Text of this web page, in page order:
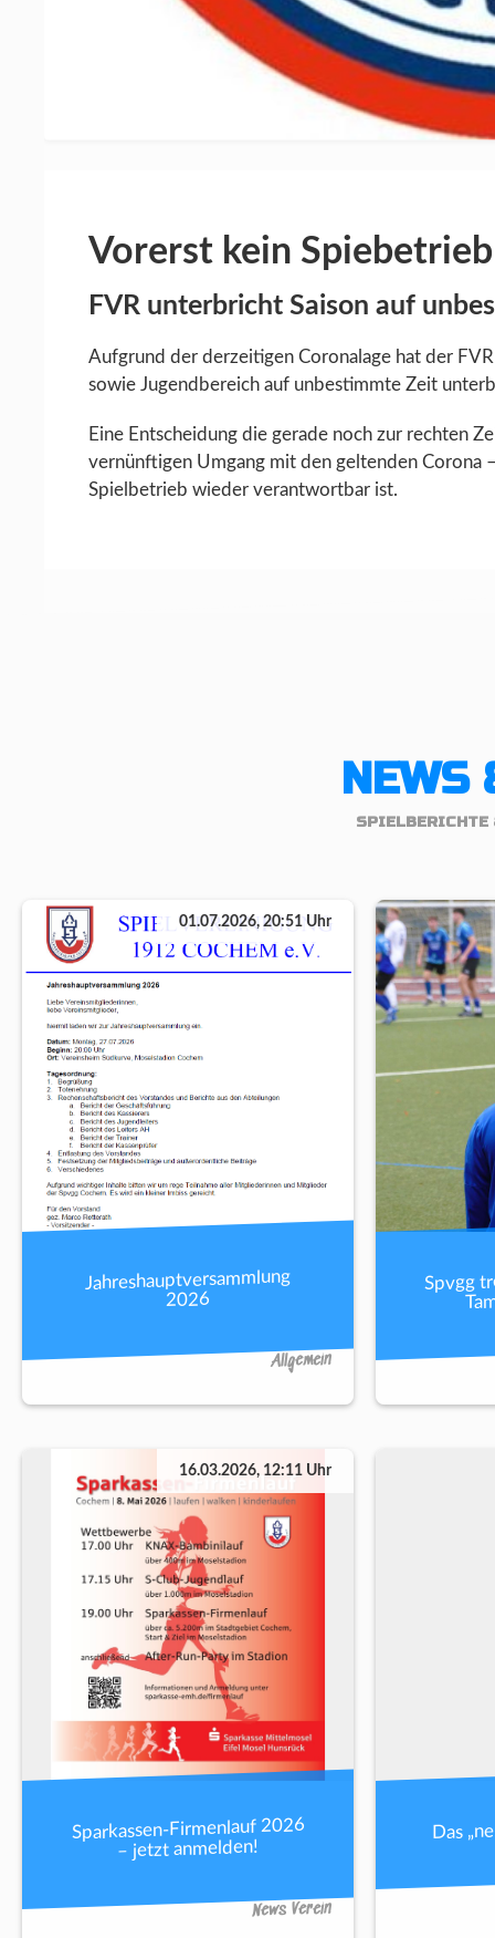
Vorerst kein Spiebetrieb
FVR unterbricht Saison auf
Aufgrund der derzeitigen Coronalage hat der
sowie Jugendbereich auf unbestimmte Zeit
Eine Entscheidung die gerade noch zur rechten
vernünftigen Umgang mit den geltenden Corona
Spielbetrieb wieder verantwortbar ist.
NEWS
SPIELBERICHTE
01.07.2026, 20:51 Uhr
Jahreshauptversammlung
2026
Allgemein
Spvgg
16.03.2026, 12:11 Uhr
Sparkassen-Firmenlauf 2026
– jetzt anmelden!
News Verein
Das